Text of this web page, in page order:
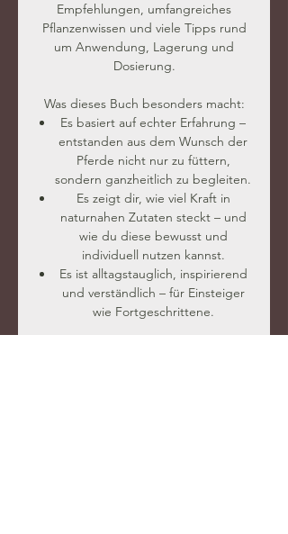
Empfehlungen, umfangreiches
Pflanzenwissen und viele Tipps rund
um Anwendung, Lagerung und
Dosierung.
Was dieses Buch besonders macht:
Es basiert auf echter Erfahrung –
entstanden aus dem Wunsch der
Pferde nicht nur zu füttern,
sondern ganzheitlich zu begleiten.
Es zeigt dir, wie viel Kraft in
naturnahen Zutaten steckt – und
wie du diese bewusst und
individuell nutzen kannst.
Es ist alltagstauglich, inspirierend
und verständlich – für Einsteiger
wie Fortgeschrittene.